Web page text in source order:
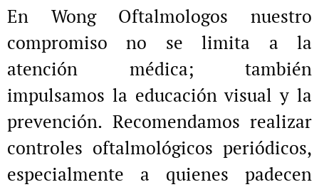
En Wong Oftalmologos nuestro
compromiso no se limita a la
atención médica; también
impulsamos la educación visual y la
prevención. Recomendamos realizar
controles oftalmológicos periódicos,
especialmente a quienes padecen